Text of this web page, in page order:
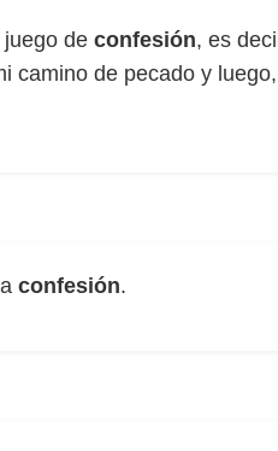
de confesión, es
camino de pecado y
confesión.